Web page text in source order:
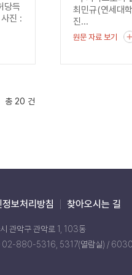
당득
진 :
최민규(연세
진...
원문 자료 보기
총 20 건
정보처리방침 찾아오시는 길
관악구 관악로 1, 103동
02-880-5316, 5317(열람실) /